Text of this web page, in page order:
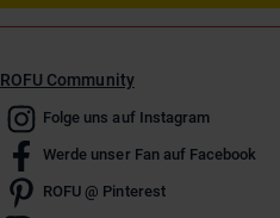
ROFU Community
Folge uns auf Instagram
Werde unser Fan auf Facebook
ROFU @ Pinterest